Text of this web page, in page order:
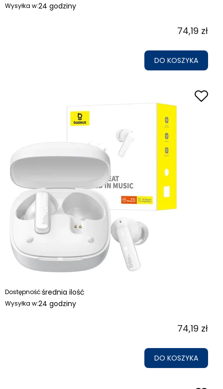
Wysyłka w:24 godziny
74,19 zł
DO KOSZYKA
Dostępność:średnia ilość
Wysyłka w:24 godziny
74,19 zł
DO KOSZYKA